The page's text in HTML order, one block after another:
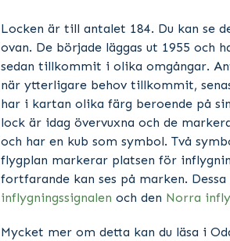
Locken är till antalet 184. Du kan se
ovan. De började läggas ut 1955 och
sedan tillkommit i olika omgångar.
när ytterligare behov tillkommit,
har i kartan olika färg beroende på
lock är idag övervuxna och de
och har en kub som symbol. Två
flygplan markerar platsen för
fortfarande kan ses på marken. Dessa
inflygningssignalen och den Norra
Mycket mer om detta kan du läsa i